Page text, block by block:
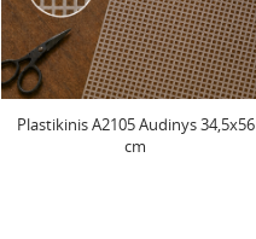
Plastikinis A2105 Audinys 34,5x56
cm